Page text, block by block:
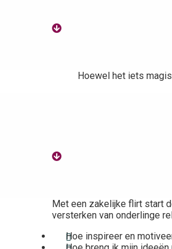
Hoewel het iets
Met een zakelijke flirt start
versterken van onderlinge
Hoe inspireer en